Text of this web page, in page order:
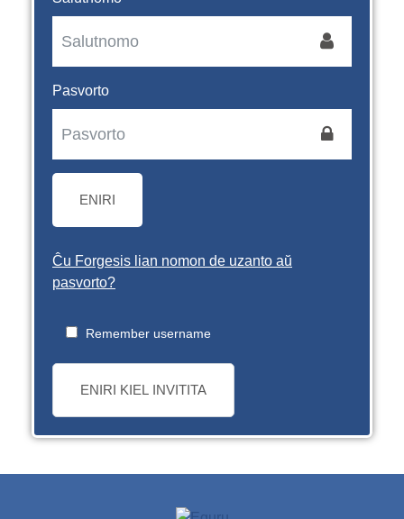
Pasvorto
ENIRI
Ĉu Forgesis lian nomon de uzanto aŭ
pasvorto?
Remember username
ENIRI KIEL INVITITA